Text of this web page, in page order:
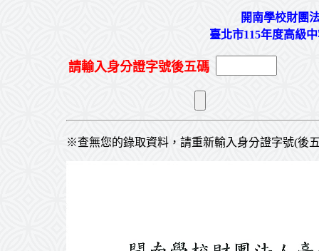
開南學校財團
臺北市115年度高級
請輸入身分證字號後五碼
※查無您的錄取資料，請重新輸入身分證字號(後